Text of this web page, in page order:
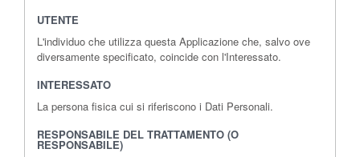
UTENTE
L'individuo che utilizza questa Applicazione che, salvo ove
diversamente specificato, coincide con l'Interessato.
INTERESSATO
La persona fisica cui si riferiscono i Dati Personali.
RESPONSABILE DEL TRATTAMENTO (O
RESPONSABILE)